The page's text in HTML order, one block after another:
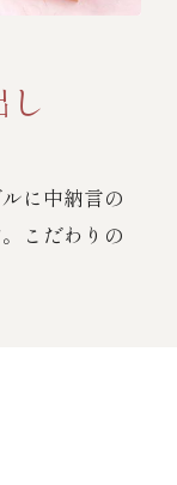
に中納言の
こだわりの